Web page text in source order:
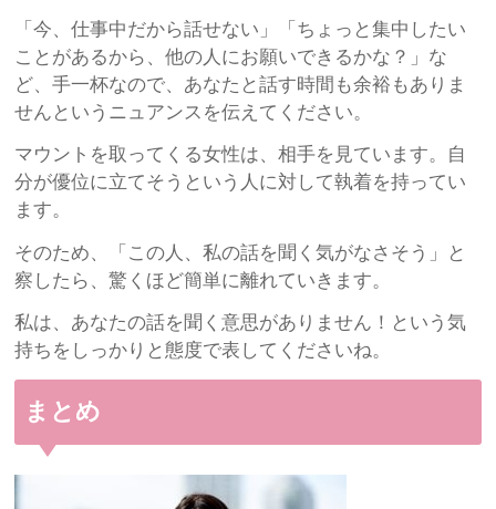
「今、仕事中だから話せない」「ちょっと集中したい
ことがあるから、他の人にお願いできるかな？」な
ど、手一杯なので、あなたと話す時間も余裕もありま
せんというニュアンスを伝えてください。
マウントを取ってくる女性は、相手を見ています。自
分が優位に立てそうという人に対して執着を持ってい
ます。
そのため、「この人、私の話を聞く気がなさそう」と
察したら、驚くほど簡単に離れていきます。
私は、あなたの話を聞く意思がありません！という気
持ちをしっかりと態度で表してくださいね。
まとめ